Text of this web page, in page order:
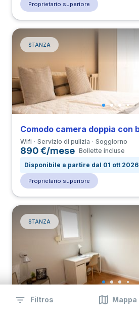
Proprietario superiore
STANZA
Wifi Servizio di pulizia Soggiorno
890 €/mese Bollette incluse
Disponibile a partire dal 01 ott 2026
Proprietario superiore
STANZA
Filtros Mappa